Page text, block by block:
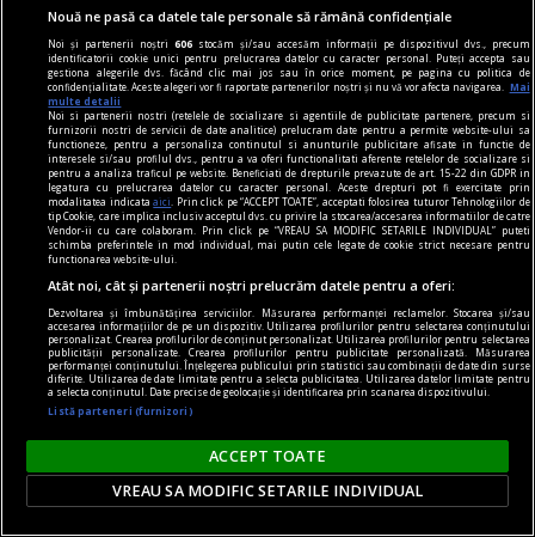
confort
Produse esențiale pentru confortul casei tale
Confortul unei locuințe nu este dat doar de
dimensiunea spațiului sau de aspectul
mobilierului, ci de modul în care toate
elementele funcționează împreună pentru a crea
o atmosferă echilibrată.
Nouă ne pasă ca datele tale personale să rămână confidențiale
Noi și partenerii noștri606 stocăm și/sau accesăm informații pe dispozitivul dvs., precum
identificatorii cookie unici pentru prelucrarea datelor cu caracter personal. Puteți accepta sau
gestiona alegerile dvs. făcând clic mai jos sau în orice moment, pe pagina cu politica de
confidențialitate. Aceste alegeri vor fi raportate partenerilor noștri și nu vă vor afecta navigarea.
Mai
multe detalii
Noi si partenerii nostri (retelele de socializare si agentiile de publicitate partenere, precum si
furnizorii nostri de servicii de date analitice) prelucram date pentru a permite website-ului sa
functioneze, pentru a personaliza continutul si anunturile publicitare afisate in functie de
interesele si/sau profilul dvs., pentru a va oferi functionalitati aferente retelelor de socializare si
pentru a analiza traficul pe website. Beneficiati de drepturile prevazute de art. 15-22 din GDPR in
legatura cu prelucrarea datelor cu caracter personal. Aceste drepturi pot fi exercitate prin
modalitatea indicataaici
. Prin click pe “ACCEPT TOATE”, acceptati folosirea tuturor Tehnologiilor de
tip Cookie, care implica inclusiv acceptul dvs. cu privire la stocarea/accesarea informatiilor de catre
Vendor-ii cu care colaboram. Prin click pe “VREAU SA MODIFIC SETARILE INDIVIDUAL” puteti
schimba preferintele in mod individual, mai putin cele legate de cookie strict necesare pentru
functionarea website-ului.
Atât noi, cât și partenerii noștri prelucrăm datele pentru a oferi:
Dezvoltarea și îmbunătățirea serviciilor. Măsurarea performanței reclamelor. Stocarea și/sau
accesarea informațiilor de pe un dispozitiv. Utilizarea profilurilor pentru selectarea conținutului
personalizat. Crearea profilurilor de conținut personalizat. Utilizarea profilurilor pentru selectarea
publicității personalizate. Crearea profilurilor pentru publicitate personalizată. Măsurarea
performanței conținutului. Înțelegerea publicului prin statistici sau combinații de date din surse
diferite. Utilizarea de date limitate pentru a selecta publicitatea. Utilizarea datelor limitate pentru
a selecta conținutul. Date precise de geolocație și identificarea prin scanarea dispozitivului.
Listă parteneri (furnizori)
ACCEPT TOATE
VREAU SA MODIFIC SETARILE INDIVIDUAL